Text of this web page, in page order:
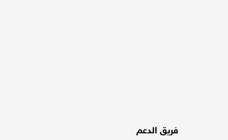
فريق الدعم